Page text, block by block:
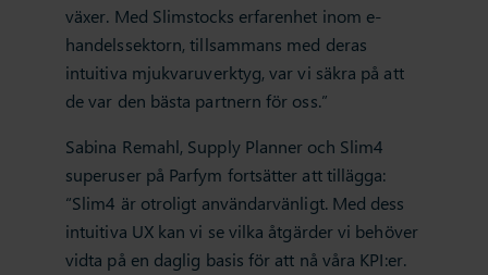
växer. Med Slimstocks erfarenhet inom e-
handelssektorn, tillsammans med deras
intuitiva mjukvaruverktyg, var vi säkra på att
de var den bästa partnern för oss.”
Sabina Remahl, Supply Planner och Slim4
superuser på Parfym fortsätter att tillägga:
“Slim4 är otroligt användarvänligt. Med dess
intuitiva UX kan vi se vilka åtgärder vi behöver
vidta på en daglig basis för att nå våra KPI:er.